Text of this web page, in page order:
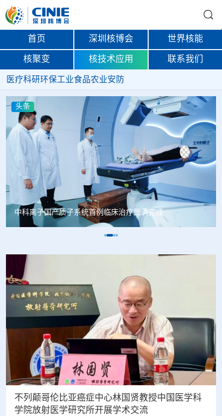
首页 深圳核博会 世界核能
核聚变 核技术应用 联系我们
医疗科研环保工业食品农业安防
头条
韩国忠清北道上半年农水产品放射性检测结果达标
不列颠哥伦比亚癌症中心林国贤教授中国医学科
学院放射医学研究所开展学术交流